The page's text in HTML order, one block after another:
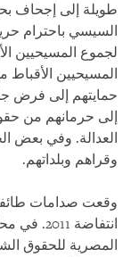
طويلة إلى إجحاف
السيسي باحترام
لجموع المسيحيين
المسيحيين
حمايتهم إلى فرض
إلى حرمانهم من
العدالة. وفي بعض
وقراهم وبلداتهم.
وقعت صدامات
انتفاضة 2011. في محافظة المنيا وحدها،